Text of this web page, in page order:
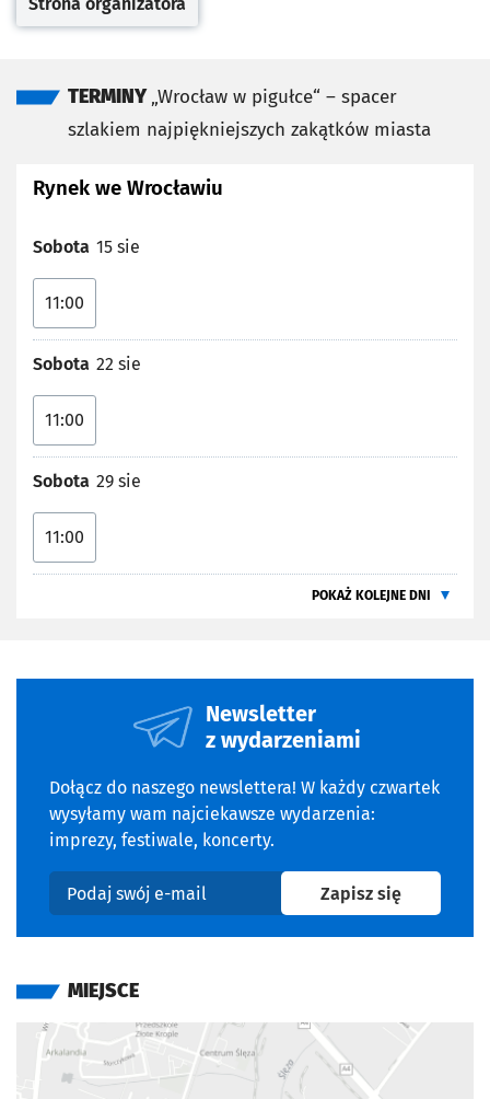
Otwiera się w nowej karcie
TERMINY„Wrocław w pigułce“ – spacer
szlakiem najpiękniejszych zakątków miasta
Rynek we Wrocławiu
Sobota 15 sie
11:00
Sobota 22 sie
11:00
Sobota 29 sie
11:00
POKAŻ KOLEJNE DNI
Newsletter
z wydarzeniami
Dołącz do naszego newslettera! W każdy czwartek
wysyłamy wam najciekawsze wydarzenia:
imprezy, festiwale, koncerty.
Podaj swój e-mail
Zapisz sięna
MIEJSCE